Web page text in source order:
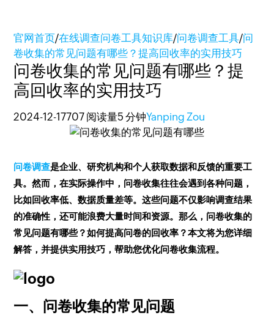
官网首页/在线调查问卷工具知识库/问卷调查工具/问
卷收集的常见问题有哪些？提高回收率的实用技巧
问卷收集的常见问题有哪些？提
高回收率的实用技巧
2024-12-17707 阅读量5 分钟Yanping Zou
问卷调查是企业、研究机构和个人获取数据和反馈的重要工
具。然而，在实际操作中，问卷收集往往会遇到各种问题，
比如回收率低、数据质量差等。这些问题不仅影响调查结果
的准确性，还可能浪费大量时间和资源。那么，问卷收集的
常见问题有哪些？如何提高问卷的回收率？本文将为您详细
解答，并提供实用技巧，帮助您优化问卷收集流程。
一、问卷收集的常见问题